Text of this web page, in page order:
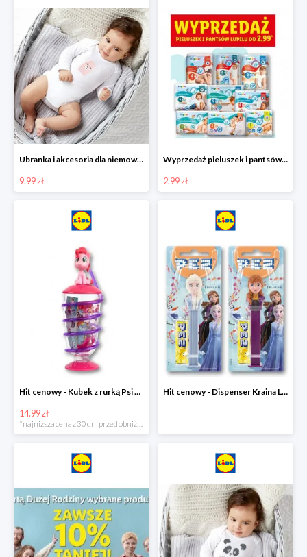
Ubranka i akcesoria dla niemowląt w Lidlu od 9,99 zł
9.99 zł
Wyprzedaż pieluszek i pantsów LUPILU od 2,99 zł
2.99 zł
Hit cenowy - Kubek z rurką Psi Patrol, PONY, Minionki, Peppa
14.99 zł
Hit cenowy - Dispenser Kraina Lodu